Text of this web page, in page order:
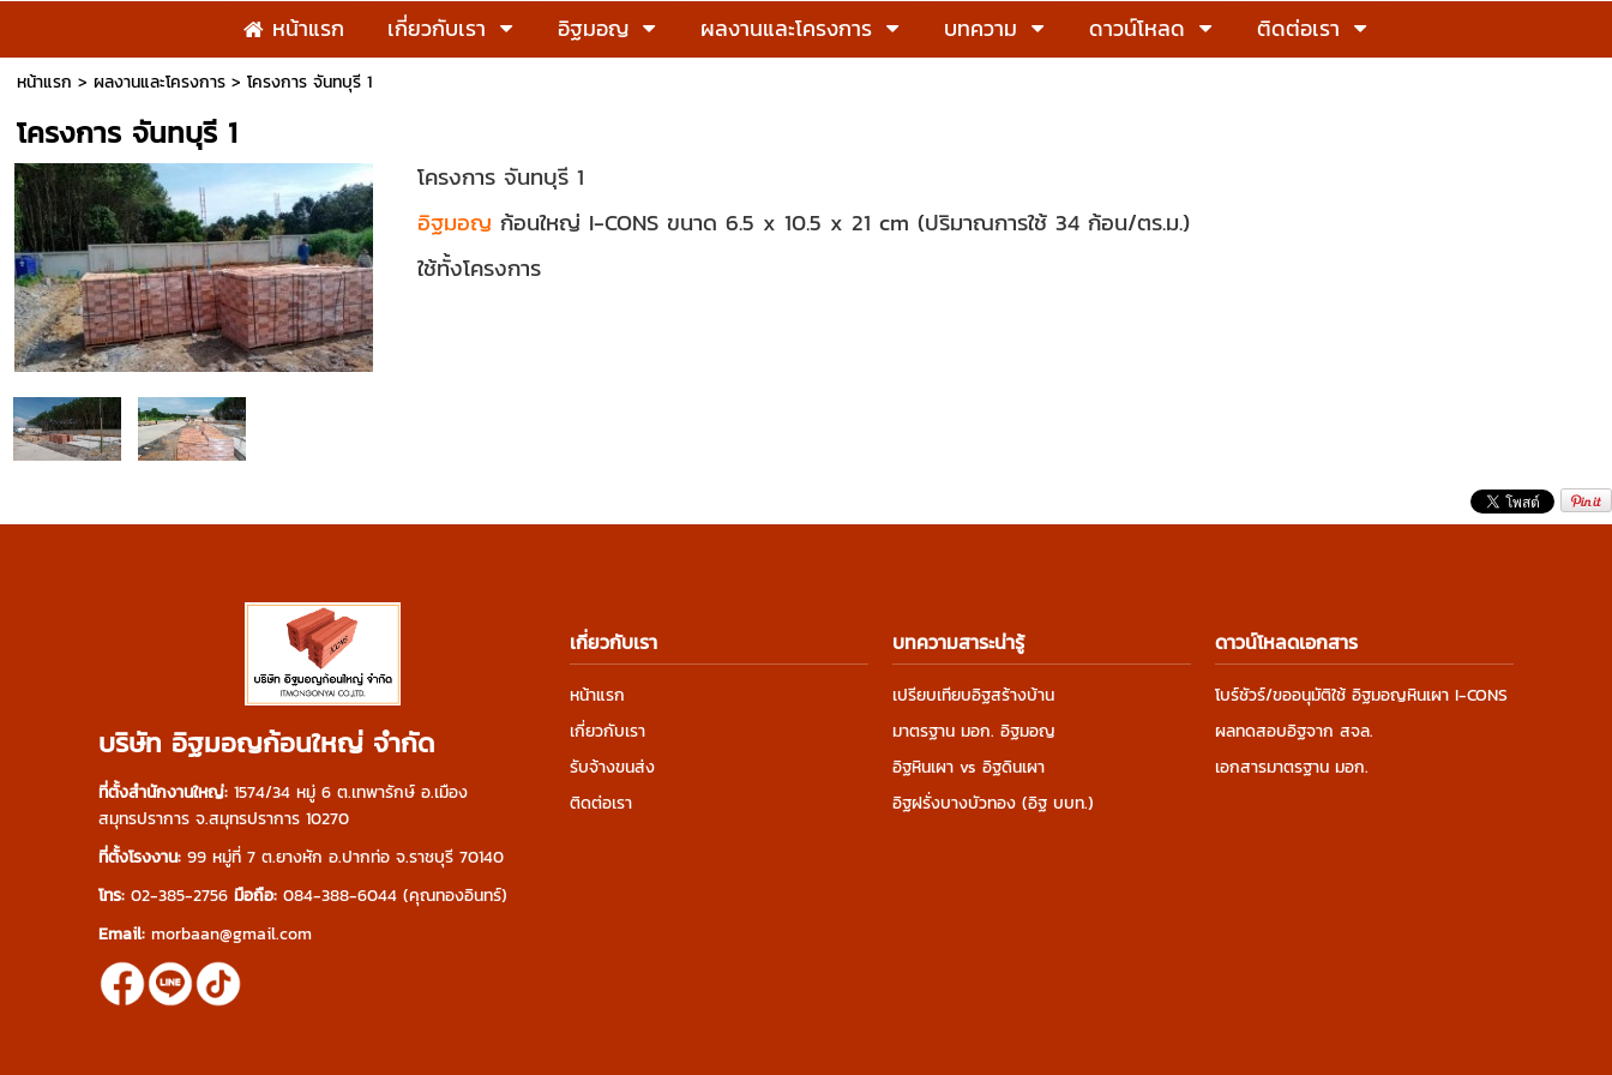
หน้าแรก เกี่ยวกับเรา อิฐมอญ ผลงานและโครงการ บทความ ดาวน์โหลด ติดต่อเรา
หน้าแรก > ผลงานและโครงการ> โครงการ จันทบุรี 1
โครงการ จันทบุรี 1
โครงการ จันทบุรี 1
อิฐมอญ ก้อนใหญ่ I-CONS ขนาด 6.5 x 10.5 x 21 cm (ปริมาณการใช้ 34 ก้อน/ตร.ม.)
ใช้ทั้งโครงการ
บริษัท อิฐมอญก้อนใหญ่ จำกัด
ที่ตั้งสำนักงานใหญ่: 1574/34 หมู่ 6 ต.เทพารักษ์ อ.เมือง
สมุทรปราการ จ.สมุทรปราการ 10270
ที่ตั้งโรงงาน: 99 หมู่ที่ 7 ต.ยางหัก อ.ปากท่อ จ.ราชบุรี 70140
โทร: 02-385-2756 มือถือ: 084-388-6044 (คุณทองอินทร์)
Email: morbaan@gmail.com
เกี่ยวกับเรา
หน้าแรก
เกี่ยวกับเรา
รับจ้างขนส่ง
ติดต่อเรา
บทความสาระน่ารู้
เปรียบเทียบอิฐสร้างบ้าน
มาตรฐาน มอก. อิฐมอญ
อิฐหินเผา vs อิฐดินเผา
อิฐฝรั่งบางบัวทอง (อิฐ บบท.)
ดาวน์โหลดเอกสาร
โบร์ชัวร์/ขออนุมัติใช้ อิฐมอญหินเผา I-CONS
ผลทดสอบอิฐจาก สจล.
เอกสารมาตรฐาน มอก.